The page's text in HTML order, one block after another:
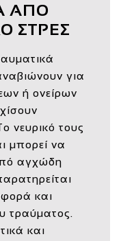
ΑΠΟ
ΣΤΡΕΣ
για
ή ονείρων
νευρικό τους
μπορεί να
αγχώδη
και
τραύματος.
και